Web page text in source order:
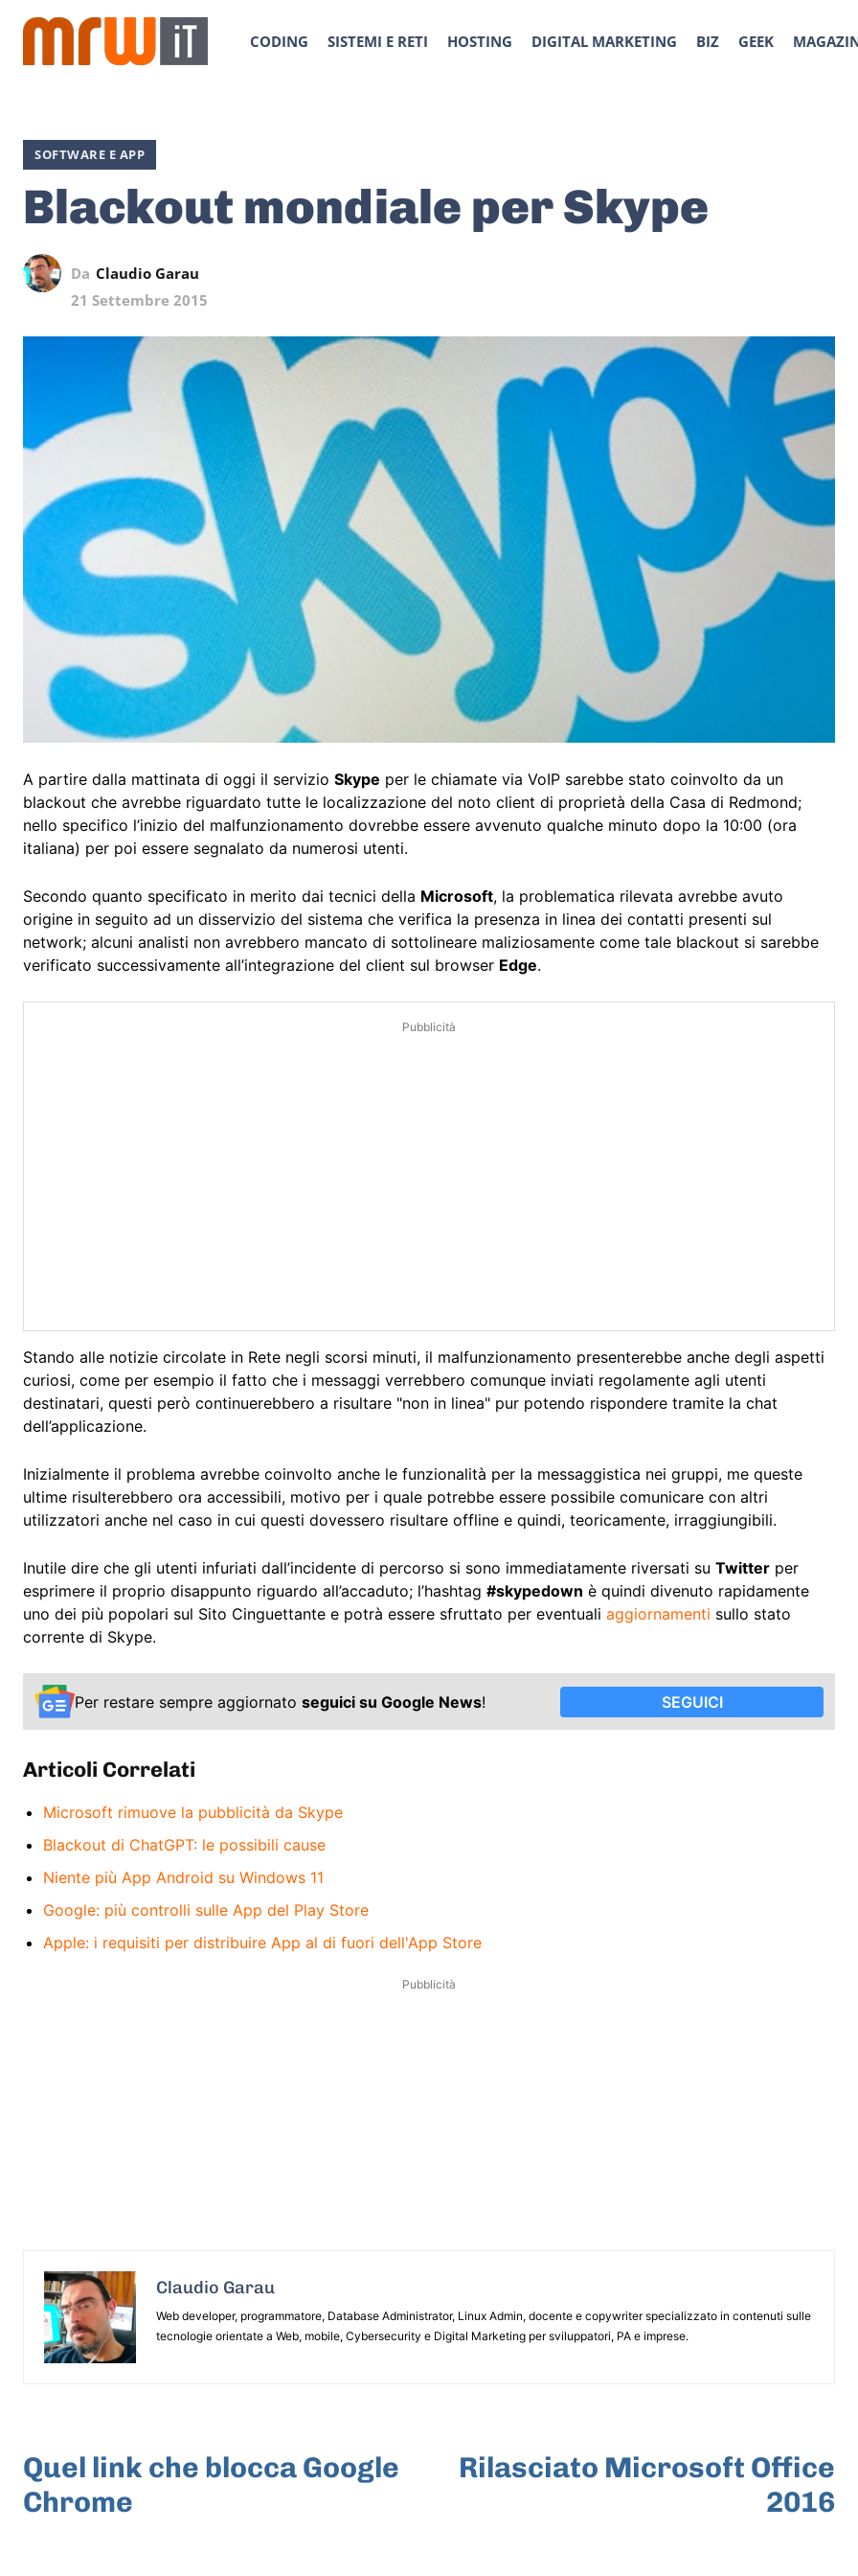
CODING SISTEMI E RETI HOSTING DIGITAL MARKETING BIZ GEEK
SOFTWARE E APP
Blackout mondiale per Skype
Da Claudio Garau
21 Settembre 2015
A partire dalla mattinata di oggi il servizio Skype per le chiamate via VoIP sarebbe stato coinvolto da un
blackout che avrebbe riguardato tutte le localizzazione del noto client di proprietà della Casa di Redmond;
nello specifico l’inizio del malfunzionamento dovrebbe essere avvenuto qualche minuto dopo la 10:00 (ora
italiana) per poi essere segnalato da numerosi utenti.
Secondo quanto specificato in merito dai tecnici della Microsoft, la problematica rilevata avrebbe avuto
origine in seguito ad un disservizio del sistema che verifica la presenza in linea dei contatti presenti sul
network; alcuni analisti non avrebbero mancato di sottolineare maliziosamente come tale blackout si sarebbe
verificato successivamente all’integrazione del client sul browser Edge.
Pubblicità
Stando alle notizie circolate in Rete negli scorsi minuti, il malfunzionamento presenterebbe anche degli aspetti
curiosi, come per esempio il fatto che i messaggi verrebbero comunque inviati regolamente agli utenti
destinatari, questi però continuerebbero a risultare "non in linea" pur potendo rispondere tramite la chat
dell’applicazione.
Inizialmente il problema avrebbe coinvolto anche le funzionalità per la messaggistica nei gruppi, me queste
ultime risulterebbero ora accessibili, motivo per i quale potrebbe essere possibile comunicare con altri
utilizzatori anche nel caso in cui questi dovessero risultare offline e quindi, teoricamente, irraggiungibili.
Inutile dire che gli utenti infuriati dall’incidente di percorso si sono immediatamente riversati su Twitter per
esprimere il proprio disappunto riguardo all’accaduto; l’hashtag #skypedown è quindi divenuto rapidamente
uno dei più popolari sul Sito Cinguettante e potrà essere sfruttato per eventuali aggiornamenti sullo stato
corrente di Skype.
Per restare sempre aggiornato seguici su Google News! SEGUICI
Articoli Correlati
Microsoft rimuove la pubblicità da Skype
Blackout di ChatGPT: le possibili cause
Niente più App Android su Windows 11
Google: più controlli sulle App del Play Store
Apple: i requisiti per distribuire App al di fuori dell'App Store
Pubblicità
Claudio Garau
Web developer, programmatore, Database Administrator, Linux Admin, docente e copywriter specializzato in contenuti sulle
tecnologie orientate a Web, mobile, Cybersecurity e Digital Marketing per sviluppatori, PA e imprese.
Quel link che blocca Google
Chrome
Rilasciato Microsoft Office
2016